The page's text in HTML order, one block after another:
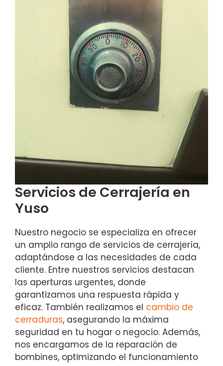
Servicios de Cerrajería en
Yuso
Nuestro negocio se especializa en ofrecer
un amplio rango de servicios de cerrajería,
adaptándose a las necesidades de cada
cliente. Entre nuestros servicios destacan
las aperturas urgentes, donde
garantizamos una respuesta rápida y
eficaz. También realizamos el cambio de
cerraduras, asegurando la máxima
seguridad en tu hogar o negocio. Además,
nos encargamos de la reparación de
bombines, optimizando el funcionamiento